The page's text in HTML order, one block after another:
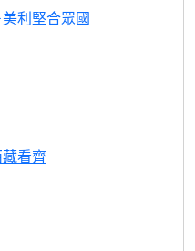
利堅合眾國
看齊